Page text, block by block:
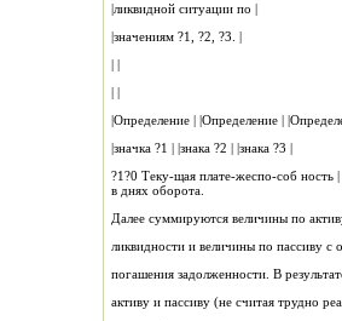
|ликвидной ситуации по |
|значениям ?1, ?2, ?3. |
| |
| |
|значка ?1 | |знака ?2 | |знака ?3 |
?1?0 Теку-щая плате-жеспо-соб ность
в днях оборота.
Далее суммируются величины по
ликвидности и величины по пассиву с
погашения задолженности. В
активу и пассиву (не считая трудно